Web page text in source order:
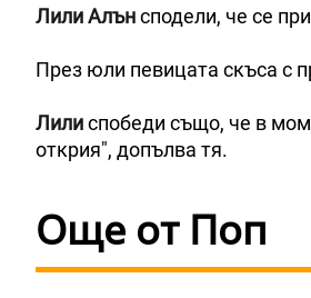
Лили Алънсподели, че се
През юли певицата скъса с
Лилиспобеди също, че в
открия", допълва тя.
Още от Поп